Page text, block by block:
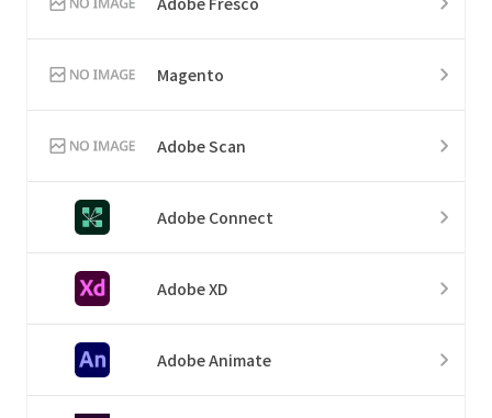
Magento
Adobe Scan
Adobe Connect
Adobe XD
Adobe Animate